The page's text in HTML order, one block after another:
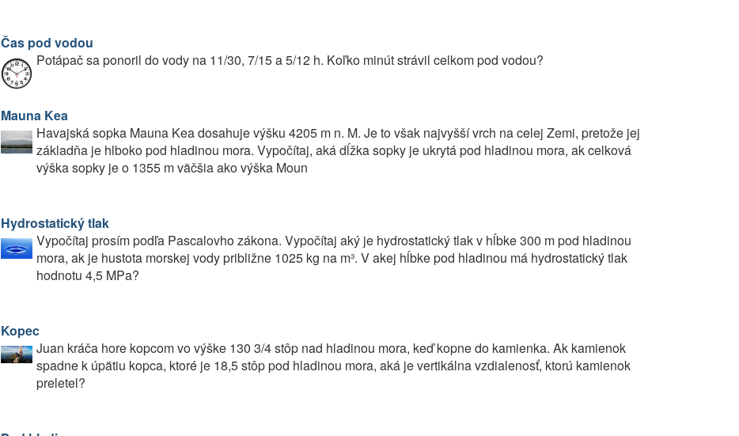
Čas pod vodou
Potápač sa ponoril do vody na 11/30, 7/15 a 5/12 h. Koľko minút strávil celkom pod vodou?
Mauna Kea
Havajská sopka Mauna Kea dosahuje výšku 4205 m n. M. Je to však najvyšší vrch na celej Zemi, pretože jej
základňa je hlboko pod hladinou mora. Vypočítaj, aká dĺžka sopky je ukrytá pod hladinou mora, ak celková
výška sopky je o 1355 m väčšia ako výška Moun
Hydrostatický tlak
Vypočítaj prosím podľa Pascalovho zákona. Vypočítaj aký je hydrostatický tlak v hĺbke 300 m pod hladinou
mora, ak je hustota morskej vody približne 1025 kg na m³. V akej hĺbke pod hladinou má hydrostatický tlak
hodnotu 4,5 MPa?
Kopec
Juan kráča hore kopcom vo výške 130 3/4 stôp nad hladinou mora, keď kopne do kamienka. Ak kamienok
spadne k úpätiu kopca, ktoré je 18,5 stôp pod hladinou mora, aká je vertikálna vzdialenosť, ktorú kamienok
preletel?